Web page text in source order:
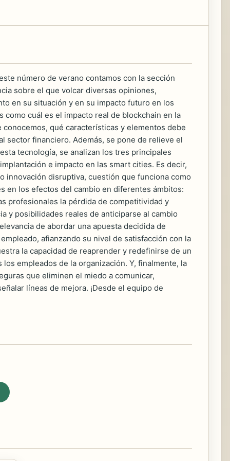
número de verano contamos con la sección
sobre el que volcar diversas opiniones,
en su situación y en su impacto futuro en los
cuál es el impacto real de blockchain en la
qué características y elementos debe
sector financiero. Además, se pone de relieve el
tecnología, se analizan los tres principales
e impacto en las smart cities. Es decir,
innovación disruptiva, cuestión que funciona como
en los efectos del cambio en diferentes ámbitos:
profesionales la pérdida de competitividad y
y posibilidades reales de anticiparse al cambio
de abordar una apuesta decidida de
afianzando su nivel de satisfacción con la
la capacidad de reaprender y redefinirse de un
empleados de la organización. Y, finalmente, la
que eliminen el miedo a comunicar,
líneas de mejora. ¡Desde el equipo de